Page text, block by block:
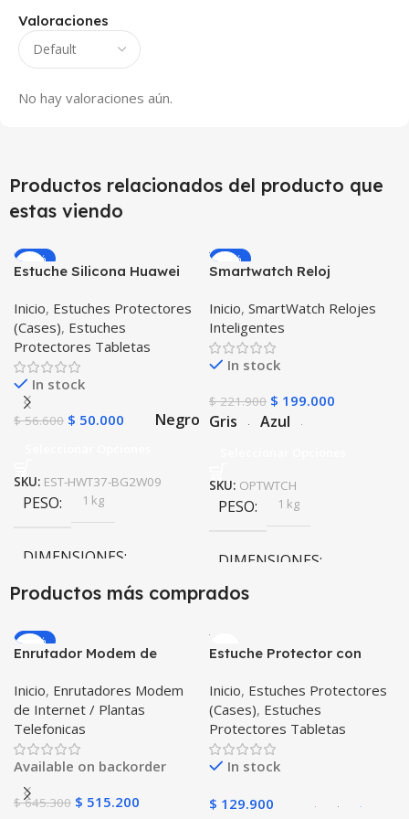
Valoraciones
No hay valoraciones aún.
Productos relacionados del producto que
estas viendo
-12%
Estuche Silicona Huawei
Inicio, Estuches Protectores
(Cases), Estuches
Protectores Tabletas
In stock
$56.600 $ 50.000 Negro
SKU: EST-HWT37-BG2W09
PESO 1 kg
DIMENSIONES
20 × 20 × 20 cm
COLOR Negro
-10%
Smartwatch Reloj
WATCH™ (KW37 PRO) Mide
Temperatura Presión
Arterial y Ritmo Cardíaco
Inicio, SmartWatch Relojes
Inteligentes
In stock
$221.900 $ 199.000
Gris Azul
SKU: OPTWTCH
PESO 1 kg
DIMENSIONES
COLOR
Gris,Negro ,Azul,
Productos más comprados
-20%
Enrutador Modem de
Libre Todo Operador 4G
LTE SIMCARD
Inicio, Enrutadores Modem
de Internet / Plantas
Telefonicas
Available on backorder
$645.300 $ 515.200
Estuche Protector con
Tablet Samsung Galaxy
Tab A8 10.5 2021 – 2022
SM-x200 SM-x205 Anti
golpes con soporte
Inicio, Estuches Protectores
(Cases), Estuches
Protectores Tabletas
In stock
$ 129.900